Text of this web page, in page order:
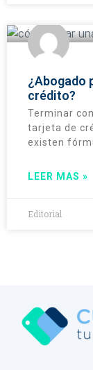
¿Abogado
crédito?
Terminar
tarjeta de
existen
LEER MAS »
Editorial